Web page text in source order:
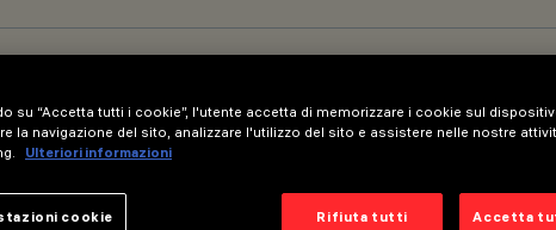
- Ottica Wide Flood
su “Accetta tutti i cookie”, l'utente accetta di memorizzare i cookie sul
la navigazione del sito, analizzare l'utilizzo del sito e assistere nelle nostre
Ulteriori informazioni
Rifiuta tutti Accetta
cookie